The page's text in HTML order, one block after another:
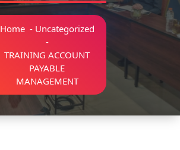
Home- Uncategorized
-
TRAINING ACCOUNT
PAYABLE
MANAGEMENT